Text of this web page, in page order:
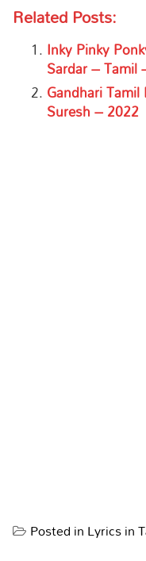
Related Posts:
Inky Pinky
Sardar – Tamil
Gandhari
Suresh – 2022
Posted inLyrics in